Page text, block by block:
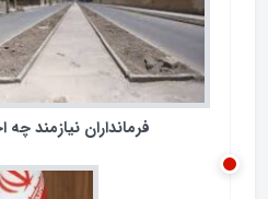
فرمانداران نیازمند